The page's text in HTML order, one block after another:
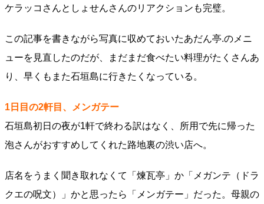
ケラッコさんとしょせんさんのリアクションも完璧。
この記事を書きながら写真に収めておいたあだん亭.のメニ
ューを見直したのだが、まだまだ食べたい料理がたくさんあ
り、早くもまた石垣島に行きたくなっている。
1日目の2軒目、メンガテー
石垣島初日の夜が1軒で終わる訳はなく、所用で先に帰った
泡さんがおすすめしてくれた路地裏の渋い店へ。
店名をうまく聞き取れなくて「煉瓦亭」か「メガンテ（ドラ
クエの呪文）」かと思ったら「メンガテー」だった。母親の